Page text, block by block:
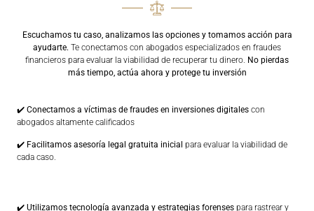
Escuchamos tu caso, analizamos las opciones y tomamos acción para
ayudarte. Te conectamos con abogados especializados en fraudes
financieros para evaluar la viabilidad de recuperar tu dinero. No pierdas
más tiempo, actúa ahora y protege tu inversión
✔️ Conectamos a víctimas de fraudes en inversiones digitales con
abogados altamente calificados
✔️ Facilitamos asesoría legal gratuita inicial para evaluar la viabilidad de
cada caso.
✔️ Utilizamos tecnología avanzada y estrategias forenses para rastrear y